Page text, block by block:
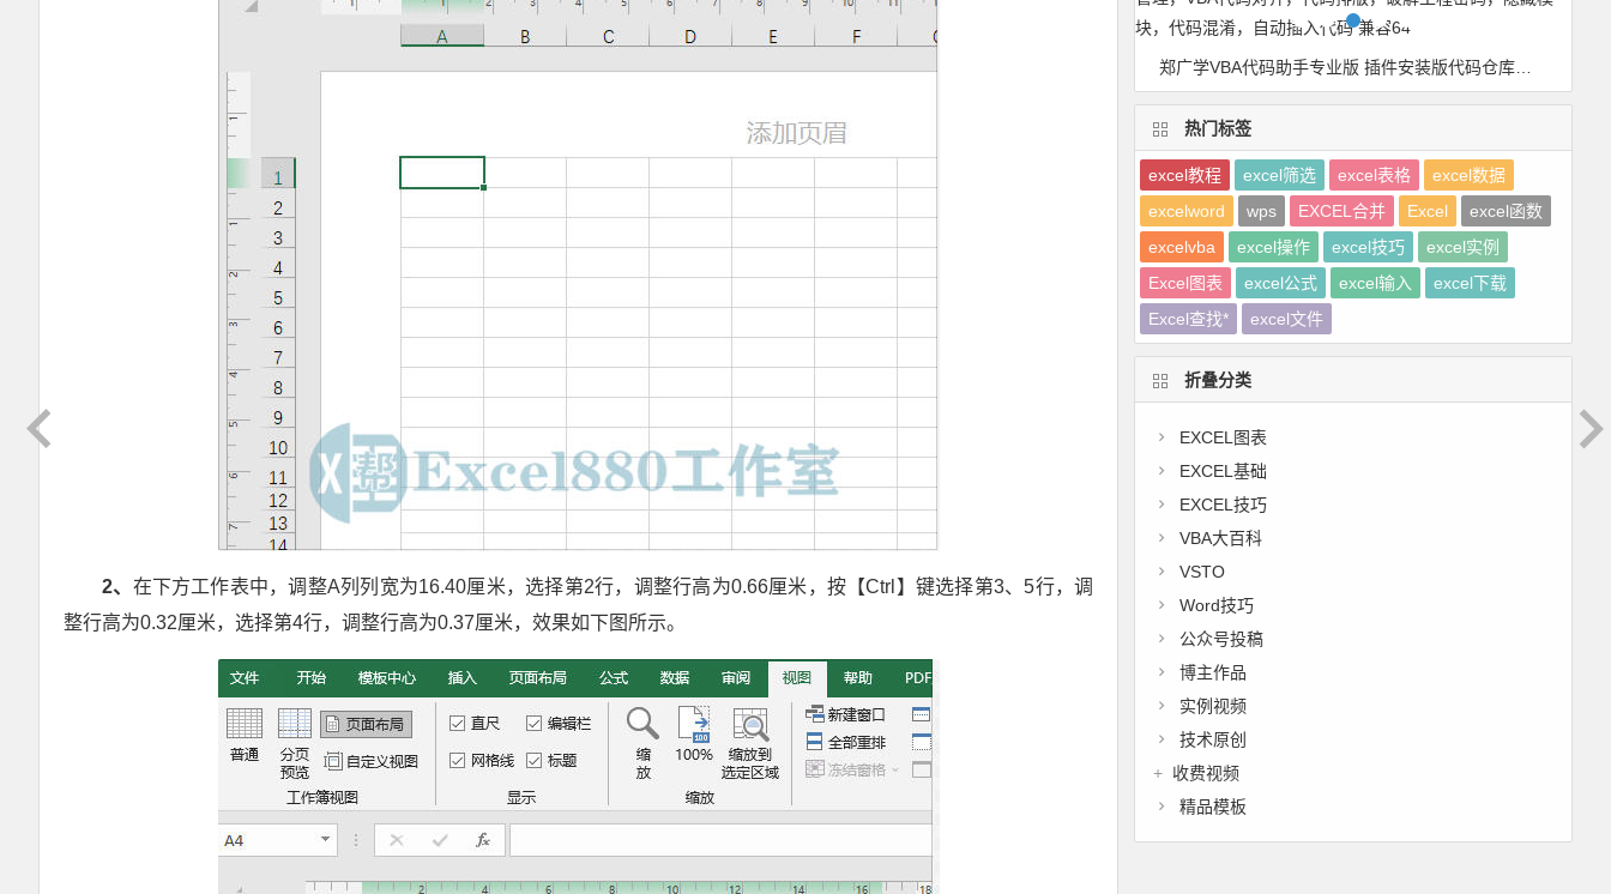
2、 在下方工作表中，调整A列列宽为16.40厘米，选择第2行，调整行高为0.66厘米，按【Ctrl】键选择第3、5行，调
整行高为0.32厘米，选择第4行，调整行高为0.37厘米，效果如下图所示。
郑广学VBA代码助手专业版 插件安装版代码仓库，代码管理，VBA代码对齐，代码排版，破解工程密码，隐藏模块，代码混淆，自动插入代码 兼容64
热门标签
excel教程 excel筛选 excel表格
excel数据
excelword
wps EXCEL合并 Excel
excel函数
excelvba
excel操作 excel技巧
excel实例
Excel图表
excel公式 excel输入
excel下载
Excel查找*
excel文件
折叠分类
EXCEL图表
EXCEL基础
EXCEL技巧
VBA大百科
VSTO
Word技巧
公众号投稿
博主作品
实例视频
技术原创
收费视频
精品模板